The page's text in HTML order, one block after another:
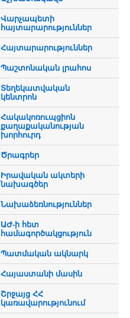
Վարչապետի
հայտարարություններ
Հայտարարություններ
Պաշտոնական լրահոս
Տեղեկատվական
կենտրոն
Հակակոռուպցիոն
քաղաքականության
խորհուրդ
Ծրագրեր
Իրավական ակտերի
նախագծեր
Նախաձեռնություններ
ԱԺ-ի հետ
համագործակցություն
Պատմական ակնարկ
Հայաստանի մասին
Շրջայց ՀՀ
կառավարությունում